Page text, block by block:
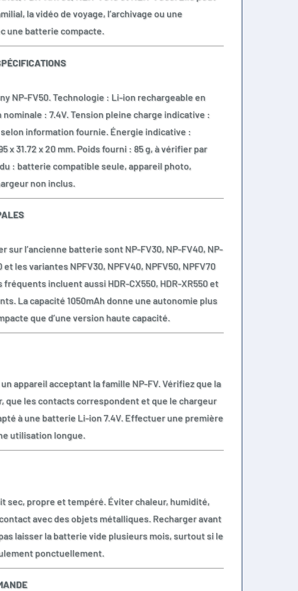
la vidéo de voyage, l’archivage ou une
une batterie compacte.
NP-FV50. Technologie : Li-ion rechargeable en
: 7.4V. Tension pleine charge indicative :
selon information fournie. Énergie indicative :
x 31.72 x 20 mm. Poids fourni : 85 g, à vérifier par
: batterie compatible seule, appareil photo,
non inclus.
sur l’ancienne batterie sont NP-FV30, NP-FV40, NP-
et les variantes NPFV30, NPFV40, NPFV50, NPFV70
fréquents incluent aussi HDR-CX550, HDR-XR550 et
La capacité 1050mAh donne une autonomie plus
que d’une version haute capacité.
appareil acceptant la famille NP-FV. Vérifiez que la
que les contacts correspondent et que le chargeur
à une batterie Li-ion 7.4V. Effectuer une première
utilisation longue.
sec, propre et tempéré. Éviter chaleur, humidité,
avec des objets métalliques. Recharger avant
laisser la batterie vide plusieurs mois, surtout si le
ponctuellement.